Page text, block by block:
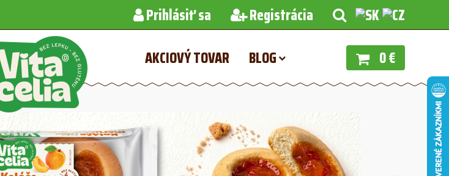
Prihlásiť sa
Registrácia
AKCIOVÝ TOVAR BLOG 0 €